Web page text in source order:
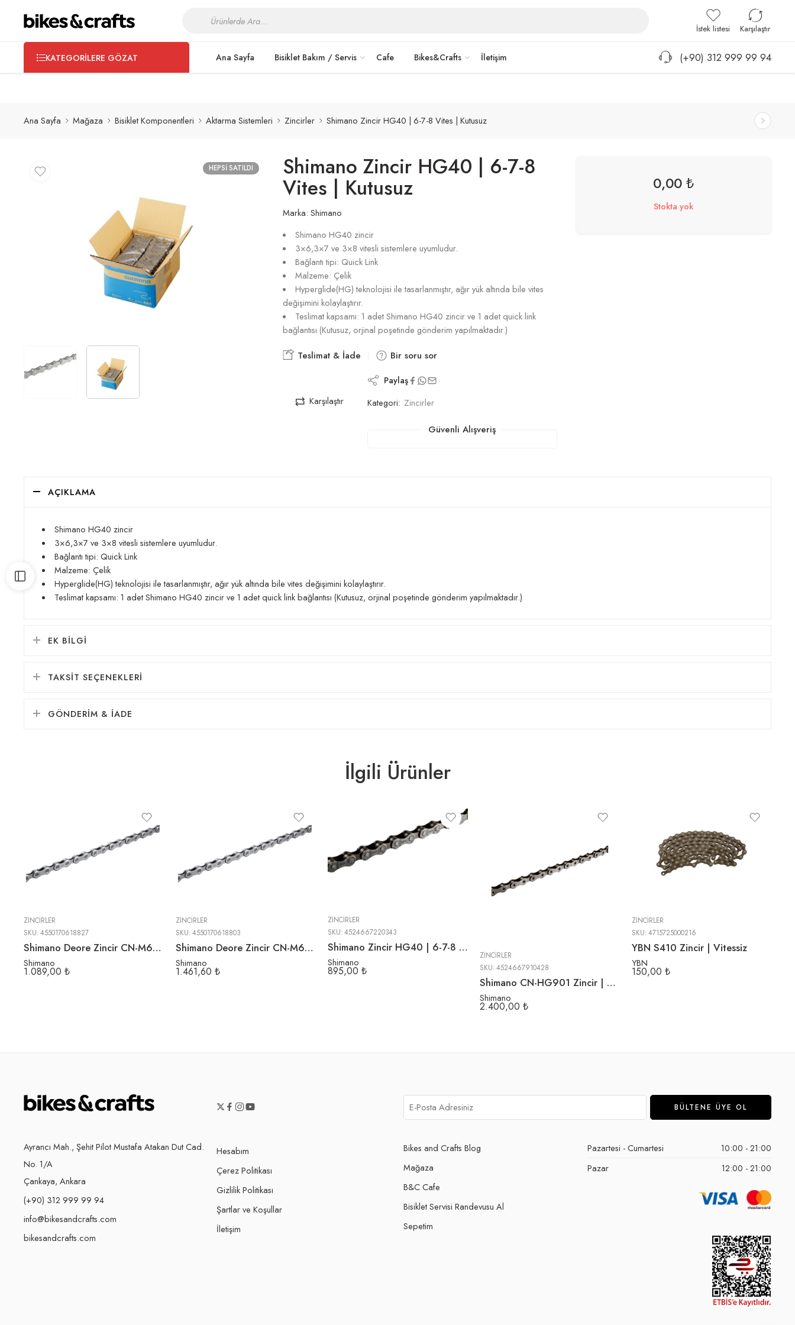
Bisikletinizin bakım ve servis işlemleri için Giriş / Kayıt
İstek listesi Karşılaştır
KATEGORILERE GÖZAT Ana Sayfa Bisiklet Bakım / Servis Cafe Bikes&Crafts İletişim (+90) 312 999 99 94
Ana Sayfa Mağaza Bisiklet Komponentleri Aktarma Sistemleri Zincirler Shimano Zincir HG40 | 6-7-8 Vites | Kutusuz
HEPSI SATILDI Shimano Zincir HG40 | 6-7-8
Vites | Kutusuz
Marka: Shimano
Shimano HG40 zincir
3×6,3×7 ve 3×8 vitesli sistemlere uyumludur.
Bağlantı tipi: Quick Link
Malzeme: Çelik
Hyperglide(HG) teknolojisi ile tasarlanmıştır, ağır yük altında bile vites
değişimini kolaylaştırır.
Teslimat kapsamı: 1 adet Shimano HG40 zincir ve 1 adet quick link
bağlantısı (Kutusuz, orjinal poşetinde gönderim yapılmaktadır.)
Teslimat & İade Bir soru sor
Karşılaştır
Paylaş
Kategori: Zincirler
Güvenli Alışveriş
0,00₺
Stokta yok
AÇIKLAMA
Shimano HG40 zincir
3×6,3×7 ve 3×8 vitesli sistemlere uyumludur.
Bağlantı tipi: Quick Link
Malzeme: Çelik
Hyperglide(HG) teknolojisi ile tasarlanmıştır, ağır yük altında bile vites değişimini kolaylaştırır.
Teslimat kapsamı: 1 adet Shimano HG40 zincir ve 1 adet quick link bağlantısı (Kutusuz, orjinal poşetinde gönderim yapılmaktadır.)
EK BILGI
TAKSIT SEÇENEKLERI
GÖNDERIM & İADE
İlgili Ürünler
ZINCIRLER
SKU:4550170618827
Shimano Deore Zincir CN-M6100 | 12 Vites | 126L
Shimano
1.089,00 ₺
ZINCIRLER
SKU:4550170618803
Shimano Deore Zincir CN-M6100 | 12 Vites | 116L
Shimano
1.461,60 ₺
ZINCIRLER
SKU:4524667220343
Shimano Zincir HG40 | 6-7-8 Vites
Shimano
895,00 ₺
ZINCIRLER
SKU:4524667910428
Shimano CN-HG901 Zincir | 11 Vites | E-bike
Shimano
2.400,00 ₺
ZINCIRLER
SKU:4715725000216
YBN S410 Zincir | Vitessiz
YBN
150,00 ₺
Ayrancı Mah., Şehit Pilot Mustafa Atakan Dut Cad.
No. 1/A
Çankaya, Ankara
(+90) 312 999 99 94
info@bikesandcrafts.com
bikesandcrafts.com
Hesabım
Çerez Politikası
Gizlilik Politikası
Şartlar ve Koşullar
İletişim
Bikes and Crafts Blog
Mağaza
B&C Cafe
Bisiklet Servisi Randevusu Al
Sepetim
Pazartesi - Cumartesi
10:00 - 21:00
Pazar
12:00 - 21:00